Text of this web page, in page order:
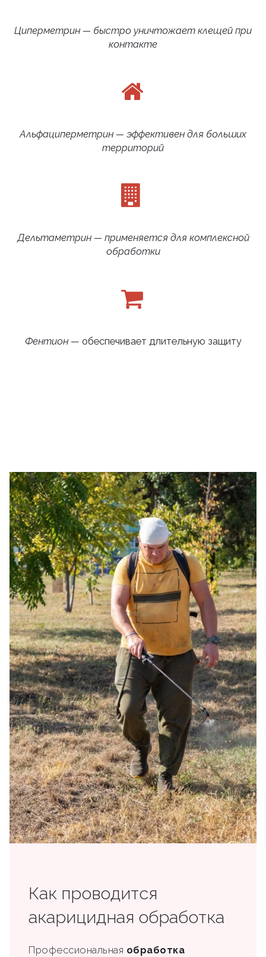
Циперметрин — быстро уничтожает клещей при
контакте
Альфациперметрин — эффективен для больших
территорий
Дельтаметрин — применяется для комплексной
обработки
Фентион— обеспечивает длительную защиту
Как проводится
акарицидная обработка
Профессиональная обработка